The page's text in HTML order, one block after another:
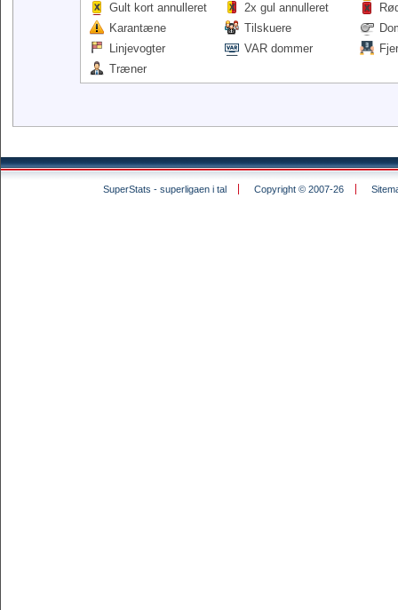
Gult kort annulleret
2x gul annulleret
Karantæne
Tilskuere
Linjevogter
VAR dommer
Træner
SuperStats - superligaen i tal Copyright © 2007-26